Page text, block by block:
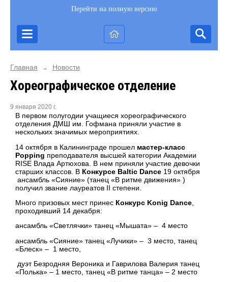
Перейти на полную версию
Главная → Новости
Хореографическое отделение
9 января 2020 г.
В первом полугодии учащиеся хореографического
отделения ДМШ им. Гофмана приняли участие в
нескольких значимых мероприятиях.
14 октября в Калининграде прошел мастер-класс
Popping преподавателя высшей категории Академии
RISE Влада Артюхова. В нем приняли участие девочки
старших классов. В Конкурсе Baltic Dance 19 октября
ансамбль «Сияние» (танец «В ритме движения» )
получил звание лауреатов II cтепени.
Много призовых мест принес Конкурс Konig Dance
проходивший 14 декабря:
ансамбль «Светлячки» танец «Мышата» – 4 место
ансамбль «Сияние» танец «Лучики» – 3 место, танец
«Блеск» – 1 место,
дуэт Безродняя Вероника и Гаврилова Валерия танец
«Полька» – 1 место, танец «В ритме танца» – 2 место